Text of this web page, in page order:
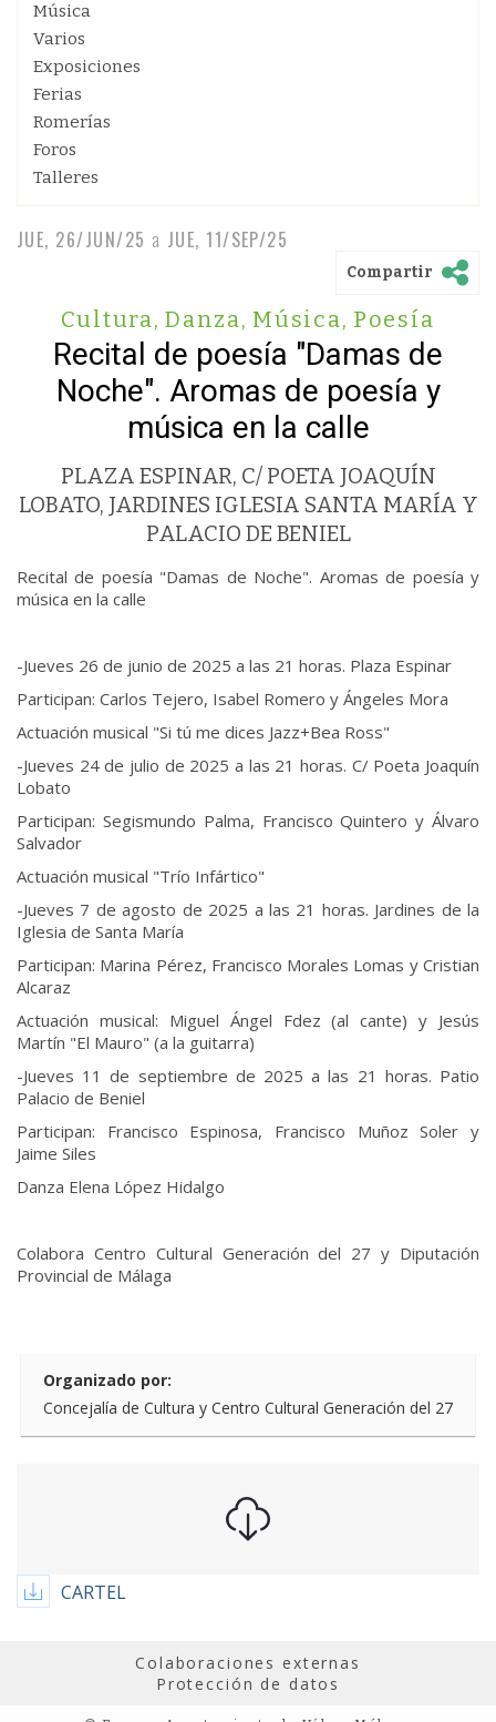
Música
Varios
Exposiciones
Ferias
Romerías
Foros
Talleres
JUE, 26/JUN/25 a JUE, 11/SEP/25
Compartir
Cultura, Danza, Música, Poesía
Recital de poesía "Damas de
Noche". Aromas de poesía y
música en la calle
PLAZA ESPINAR, C/ POETA JOAQUÍN
LOBATO, JARDINES IGLESIA SANTA MARÍA Y
PALACIO DE BENIEL
Recital de poesía "Damas de Noche". Aromas de poesía y
música en la calle
-Jueves 26 de junio de 2025 a las 21 horas. Plaza Espinar
Participan: Carlos Tejero, Isabel Romero y Ángeles Mora
Actuación musical "Si tú me dices Jazz+Bea Ross"
-Jueves 24 de julio de 2025 a las 21 horas. C/ Poeta Joaquín
Lobato
Participan: Segismundo Palma, Francisco Quintero y Álvaro
Salvador
Actuación musical "Trío Infártico"
-Jueves 7 de agosto de 2025 a las 21 horas. Jardines de la
Iglesia de Santa María
Participan: Marina Pérez, Francisco Morales Lomas y Cristian
Alcaraz
Actuación musical: Miguel Ángel Fdez (al cante) y Jesús
Martín "El Mauro" (a la guitarra)
-Jueves 11 de septiembre de 2025 a las 21 horas. Patio
Palacio de Beniel
Participan: Francisco Espinosa, Francisco Muñoz Soler y
Jaime Siles
Danza Elena López Hidalgo
Colabora Centro Cultural Generación del 27 y Diputación
Provincial de Málaga
Organizado por:
Concejalía de Cultura y Centro Cultural Generación del 27
CARTEL
Colaboraciones externas
Protección de datos